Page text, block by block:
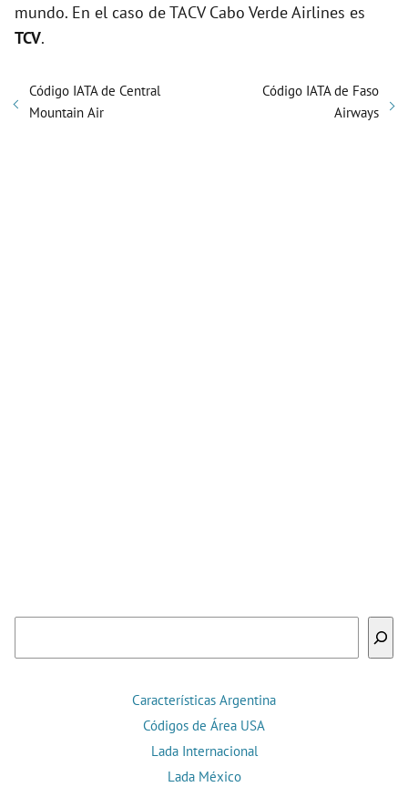
mundo. En el caso de TACV Cabo Verde Airlines es
TCV.
Código IATA de Central
Mountain Air
Código IATA de Faso
Airways
Características Argentina
Códigos de Área USA
Lada Internacional
Lada México